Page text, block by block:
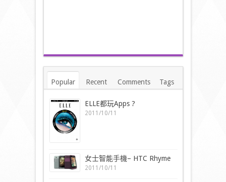
Popular Recent Comments Tags
ELLE都玩Apps ?
2011/10/11
女士智能手機– HTC Rhyme
2011/10/11